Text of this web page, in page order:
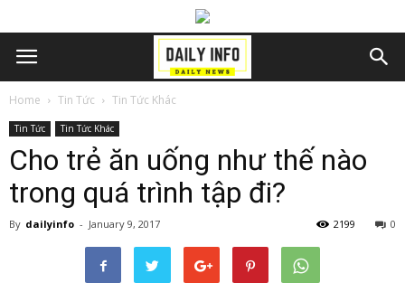
Home Tin Tức Tin Tức Khác
Tin Tức Tin Tức Khác
Cho trẻ ăn uống như thế nào
trong quá trình tập đi?
By dailyinfo - January 9, 2017 0
2199